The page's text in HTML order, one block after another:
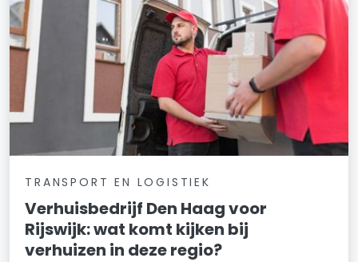
TRANSPORT EN LOGISTIEK
Verhuisbedrijf Den Haag voor
Rijswijk: wat komt kijken bij
verhuizen in deze regio?